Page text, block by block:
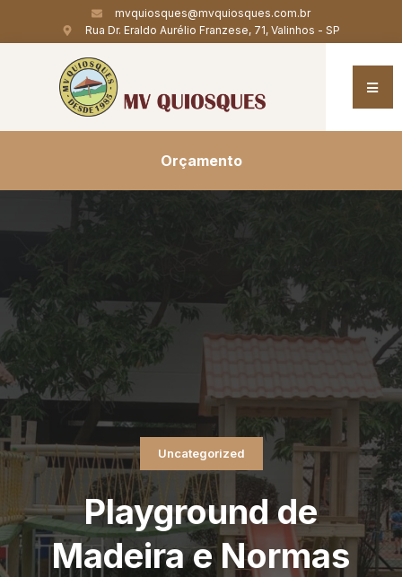
mvquiosques@mvquiosques.com.br
Rua Dr. Eraldo Aurélio Franzese, 71, Valinhos - SP
Orçamento
Uncategorized
Playground de
Madeira e Normas